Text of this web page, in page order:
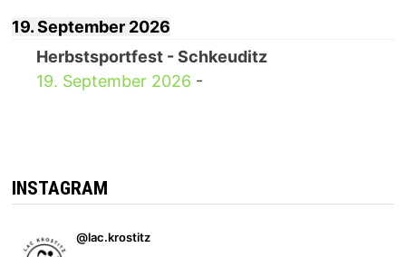
19. September 2026
Herbstsportfest - Schkeuditz
19. September 2026 -
INSTAGRAM
@lac.krostitz